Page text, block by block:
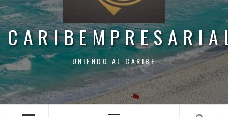
UNIENDO AL CARIBE